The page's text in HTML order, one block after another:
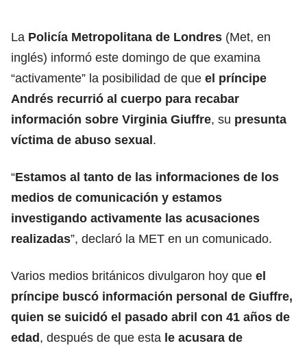
La Policía Metropolitana de Londres (Met, en
inglés) informó este domingo de que examina
“activamente” la posibilidad de que el príncipe
Andrés recurrió al cuerpo para recabar
información sobre Virginia Giuffre, su presunta
víctima de abuso sexual.
“Estamos al tanto de las informaciones de los
medios de comunicación y estamos
investigando activamente las acusaciones
realizadas”, declaró la MET en un comunicado.
Varios medios británicos divulgaron hoy que el
príncipe buscó información personal de Giuffre,
quien se suicidó el pasado abril con 41 años de
edad, después de que esta le acusara de